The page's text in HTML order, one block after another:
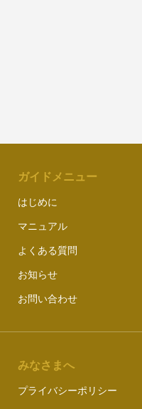
ガイドメニュー
はじめに
マニュアル
よくある質問
お知らせ
お問い合わせ
みなさまへ
プライバシーポリシー